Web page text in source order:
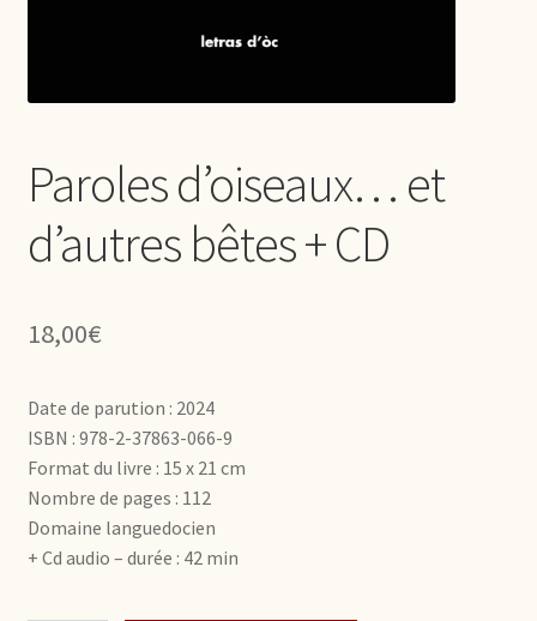
Paroles d’oiseaux… et
d’autres bêtes + CD
18,00€
Date de parution : 2024
ISBN : 978-2-37863-066-9
Format du livre : 15 x 21 cm
Nombre de pages : 112
Domaine languedocien
+ Cd audio – durée : 42 min